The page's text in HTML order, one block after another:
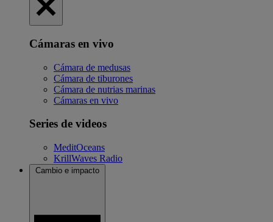
Cámaras en vivo
Cámara de medusas
Cámara de tiburones
Cámara de nutrias marinas
Cámaras en vivo
Series de videos
MeditOceans
KrillWaves Radio
Cambio e impacto